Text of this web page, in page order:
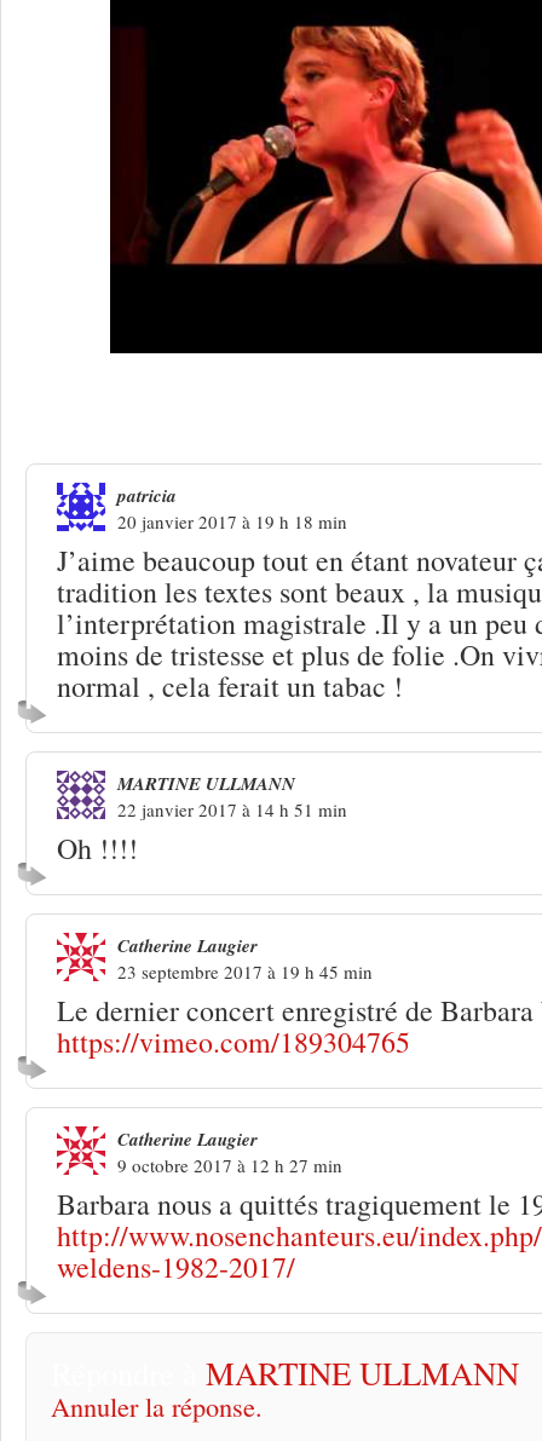
patricia
20 janvier 2017 à 19 h 18 min
J’aime beaucoup tout en étant novateur
tradition les textes sont beaux , la
l’interprétation magistrale .Il y a un peu
moins de tristesse et plus de folie .On
normal , cela ferait un tabac !
MARTINE ULLMANN
22 janvier 2017 à 14 h 51 min
Oh !!!!
Catherine Laugier
23 septembre 2017 à 19 h 45 min
Le dernier concert enregistré de Barbara
https://vimeo.com/189304765
Catherine Laugier
9 octobre 2017 à 12 h 27 min
Barbara nous a quittés tragiquement le
http://www.nosenchanteurs.eu/
weldens-1982-2017/
MARTINE ULLMANN
Annuler la réponse.